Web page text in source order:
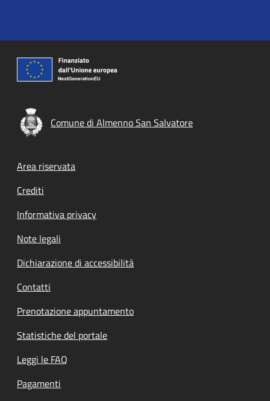
Comune di Almenno San Salvatore
Footer menu
Area riservata
Crediti
Informativa privacy
Note legali
Dichiarazione di accessibilità
Contatti
Prenotazione appuntamento
Statistiche del portale
Leggi le FAQ
Pagamenti